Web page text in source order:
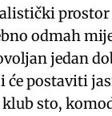
prostor
odmah
jedan
postaviti
sto,